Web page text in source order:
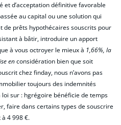
et d’acceptation définitive favorable
au capital ou une solution qui
de prêts hypothécaires souscrits pour
à bâtir, introduire un apport
à vous octroyer le mieux à 1,66%, la
enconsidération bien que soit
chez finday, nous n’avons pas
toujours des indemnités
sur : hgrégoire bénéficie de temps
faire dans certains types de souscrire
4 998 €.